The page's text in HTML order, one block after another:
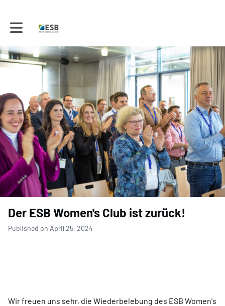
Toggle main navigation
Der ESB Women's Club ist zurück!
Published on April 25, 2024
Wir freuen uns sehr, die Wiederbelebung des ESB Women's